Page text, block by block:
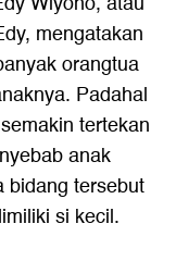
mengatakan
orangtua
Padahal
tertekan
anak
bidang tersebut
si kecil.